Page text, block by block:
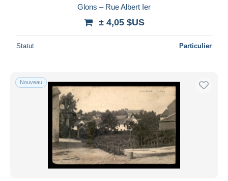
Bancontact
Tout désélectionner
Monde entier
Appliquer
Glons – Rue Albert Ier
± 4,05 $US
Statut Particulier
Nouveau